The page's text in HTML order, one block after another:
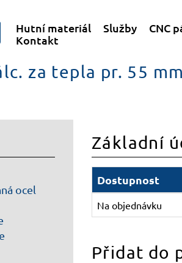
Hutní materiál Služby CNC
Kontakt
za tepla pr. 55
ocel
Základní
Dostupnost
Na objednávku
Přidat do